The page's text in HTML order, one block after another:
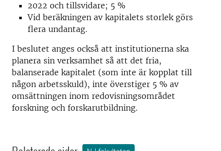
2022 och tillsvidare; 5 %
Vid beräkningen av kapitalets storlek görs
flera undantag.
I beslutet anges också att institutionerna ska
planera sin verksamhet så att det fria,
balanserade kapitalet (som inte är kopplat till
någon arbetsskuld), inte överstiger 5 % av
omsättningen inom redovisningsområdet
forskning och forskarutbildning.